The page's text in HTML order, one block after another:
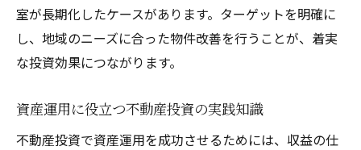
室が長期化したケースがあります。ターゲットを明確に
し、地域のニーズに合った物件改善を行うことが、着実
な投資効果につながります。
資産運用に役立つ不動産投資の実践知識
不動産投資で資産運用を成功させるためには、収益の仕